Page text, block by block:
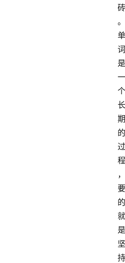
砖
。
单
词
是
一
个
长
期
的
过
程
，
要
的
就
是
坚
持